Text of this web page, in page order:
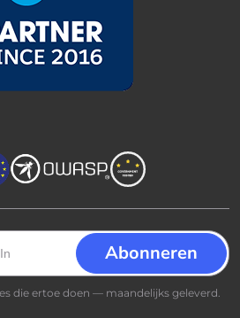
die ertoe doen — maandelijks geleverd.